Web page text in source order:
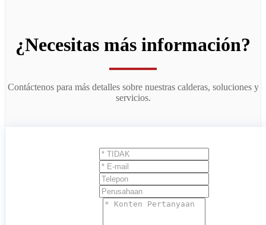
¿Necesitas más información?
Contáctenos para más detalles sobre nuestras calderas, soluciones y
servicios.